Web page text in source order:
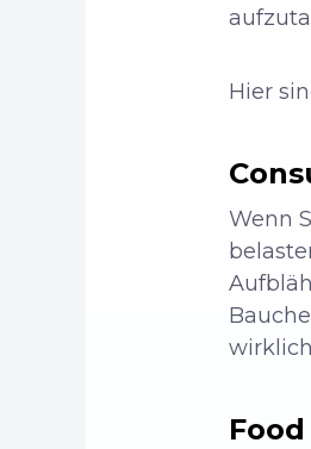
Hier
Wenn